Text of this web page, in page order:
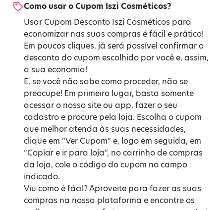
Como usar o Cupom Iszi Cosméticos?
Usar Cupom Desconto Iszi Cosméticos para
economizar nas suas compras é fácil e prático!
Em poucos cliques, já será possível confirmar o
desconto do cupom escolhido por você e, assim,
a sua economia!
E, se você não sabe como proceder, não se
preocupe! Em primeiro lugar, basta somente
acessar o nosso site ou app, fazer o seu
cadastro e procure pela loja. Escolha o cupom
que melhor atenda às suas necessidades,
clique em “Ver Cupom” e, logo em seguida, em
“Copiar e ir para loja”, no carrinho de compras
da loja, cole o código do cupom no campo
indicado.
Viu como é fácil? Aproveite para fazer as suas
compras na nossa plataforma e encontre os